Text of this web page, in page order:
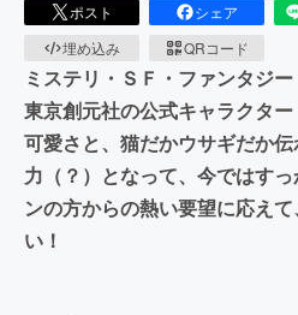
ポスト シェア
埋め込み
QRコード
ミステリ・ＳＦ・ファンタジー
東京創元社の公式キャラクタ
可愛さと、猫だかウサギだか
力（？）となって、今ではす
ンの方からの熱い要望に応え
い！